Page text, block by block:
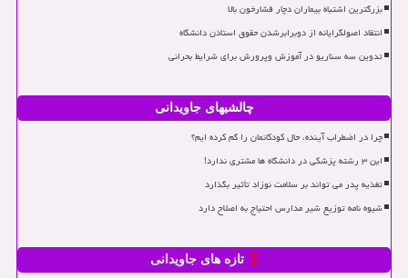
بزرگترین اشتباه بیماران دچار فشارخون بالا
انتقاد اصولگرایانه از دوبرابرشدن حقوق استادن دانشگاه
تدوین سه سناریو در آموزش وپرورش برای شرایط بحرانی
چالشیهای جاویدانی
چرا در اضطراب آینده، حال کودکانمان را گم کرده ایم؟
این ۳ رشته پزشکی در دانشگاه ها مشتری ندارد!
تغذیه پدر می تواند بر سلامت نوزاد تأثیر بگذارد
شیوه نامه توزیع شیر مدارس احتیاج به اصلاح دارد
تازه های جاویدانی